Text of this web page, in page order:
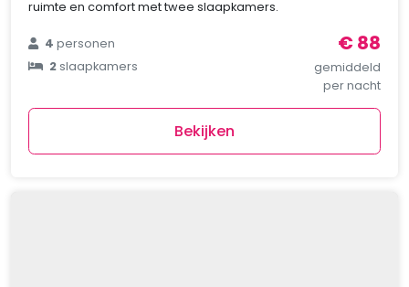
ruimte en comfort met twee slaapkamers.
4personen
2slaapkamers
€ 88
gemiddeld
per nacht
Bekijken